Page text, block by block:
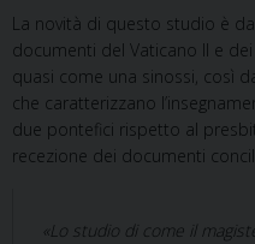
La novità di questo studio è
documenti del Vaticano II e
quasi come una sinossi, così
che caratterizzano
due pontefici rispetto al
recezione dei documenti
«Lo studio di come il